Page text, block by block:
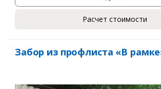
Расчет стоимости
Забор из профлиста «В